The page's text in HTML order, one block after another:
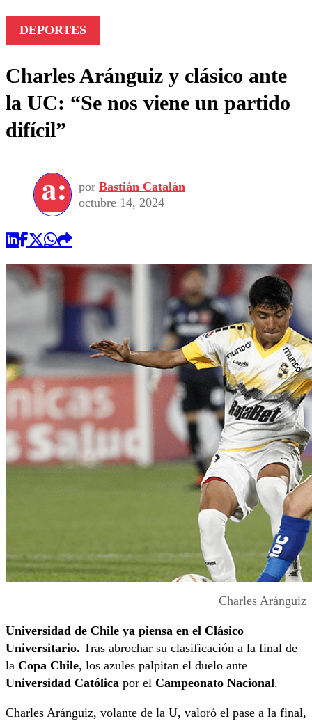
DEPORTES
Charles Aránguiz y clásico ante
la UC: “Se nos viene un partido
difícil”
por Bastián Catalán
octubre 14, 2024
Charles Aránguiz
Universidad de Chile ya piensa en el Clásico
Universitario. Tras abrochar su clasificación a la final de
la Copa Chile, los azules palpitan el duelo ante
Universidad Católica por el Campeonato Nacional.
Charles Aránguiz, volante de la U, valoró el pase a la final,